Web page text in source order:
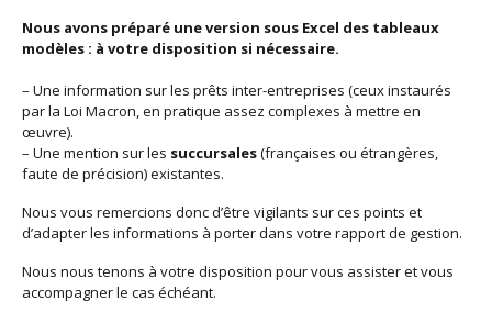
Nous avons préparé une version sous Excel des tableaux
modèles : à votre disposition si nécessaire.
– Une information sur les prêts inter-entreprises (ceux instaurés
par la Loi Macron, en pratique assez complexes à mettre en
œuvre).
– Une mention sur les succursales(françaises ou étrangères,
faute de précision) existantes.
Nous vous remercions donc d’être vigilants sur ces points et
d’adapter les informations à porter dans votre rapport de gestion.
Nous nous tenons à votre disposition pour vous assister et vous
accompagner le cas échéant.